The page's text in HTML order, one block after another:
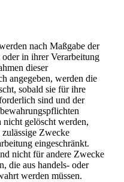
nach Maßgabe der
in ihrer Verarbeitung
dieser
angegeben, werden die
sobald sie für ihre
sind und der
nicht gelöscht werden,
Zwecke
eingeschränkt.
nicht für andere Zwecke
die aus handels- oder
werden müssen.